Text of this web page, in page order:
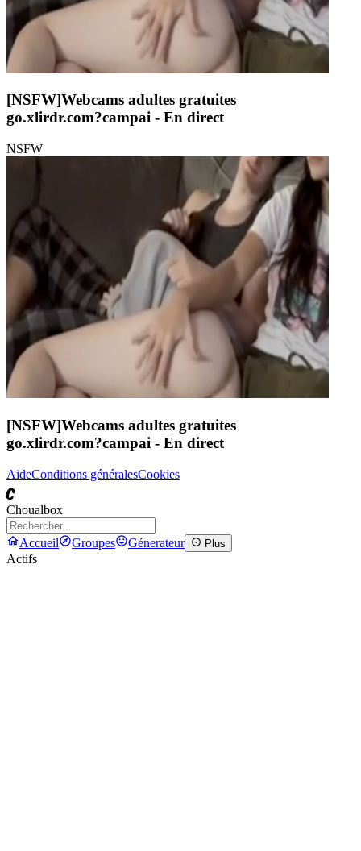
[NSFW]Webcams adultes gratuites
go.xlirdr.com?campai - En direct
NSFW
[NSFW]Webcams adultes gratuites
go.xlirdr.com?campai - En direct
AideConditions généralesCookies
C
Choualbox
Accueil Groupes Génerateur Plus
Actifs